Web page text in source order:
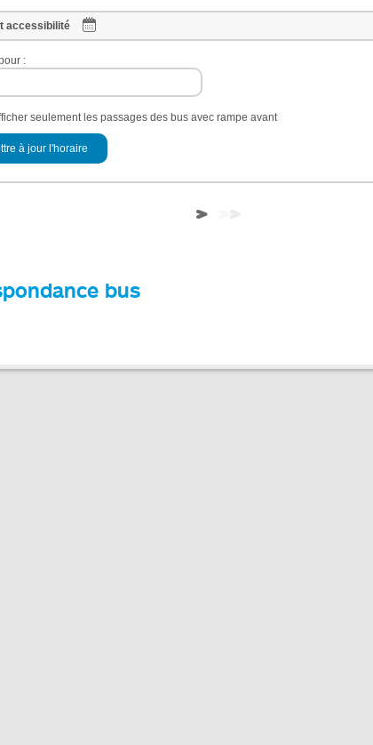
accessibilité
:
seulement les passages des bus avec rampe avant
à jour l'horaire
bus